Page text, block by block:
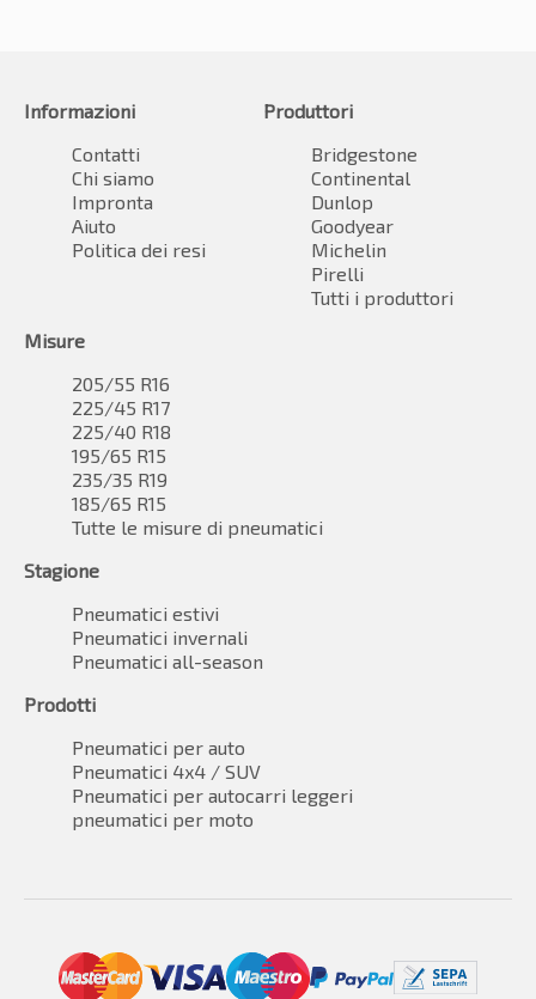
Informazioni
Contatti
Chi siamo
Impronta
Aiuto
Politica dei resi
Produttori
Bridgestone
Continental
Dunlop
Goodyear
Michelin
Pirelli
Tutti i produttori
Misure
205/55 R16
225/45 R17
225/40 R18
195/65 R15
235/35 R19
185/65 R15
Tutte le misure di pneumatici
Stagione
Pneumatici estivi
Pneumatici invernali
Pneumatici all-season
Prodotti
Pneumatici per auto
Pneumatici 4x4 / SUV
Pneumatici per autocarri leggeri
pneumatici per moto